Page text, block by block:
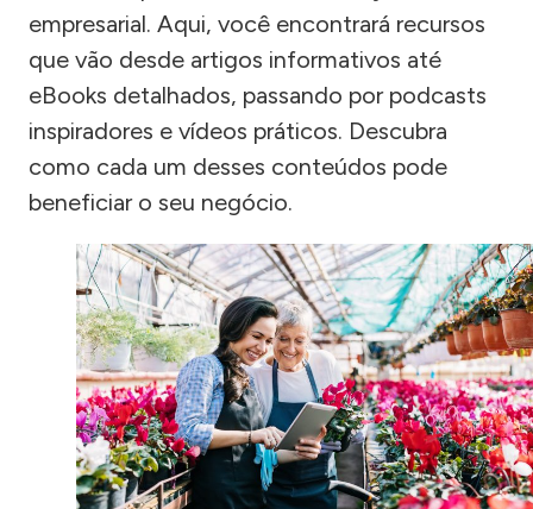
empresarial. Aqui, você encontrará recursos
que vão desde artigos informativos até
eBooks detalhados, passando por podcasts
inspiradores e vídeos práticos. Descubra
como cada um desses conteúdos pode
beneficiar o seu negócio.